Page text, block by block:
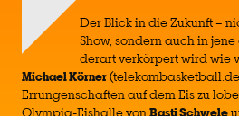
Der Blick in die Zukunft –
Show, sondern auch in
derart verkörpert wird wie
Michael Körner
Errungenschaften auf dem Eis zu
Olympia-Eishalle vonBasti Schwele